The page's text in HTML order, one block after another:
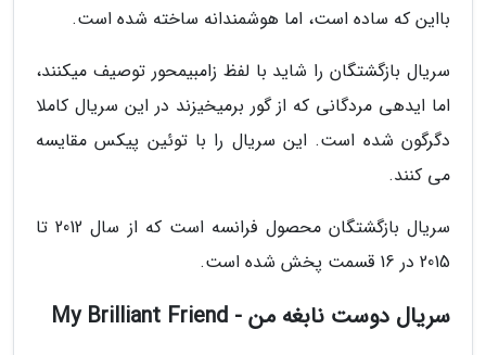
بااین که ساده است، اما هوشمندانه ساخته شده است.
سریال بازگشتگان را شاید با لفظ زامبیمحور توصیف میکنند،
اما ایدهی مردگانی که از گور برمیخیزند در این سریال کاملا
دگرگون شده است. این سریال را با توئین پیکس مقایسه
می کنند.
سریال بازگشتگان محصول فرانسه است که از سال 2012 تا
2015 در 16 قسمت پخش شده است.
سریال دوست نابغه من - My Brilliant Friend